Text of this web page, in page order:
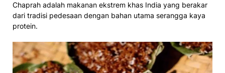
Chaprah adalah makanan ekstrem khas India yang berakar
dari tradisi pedesaan dengan bahan utama serangga kaya
protein.